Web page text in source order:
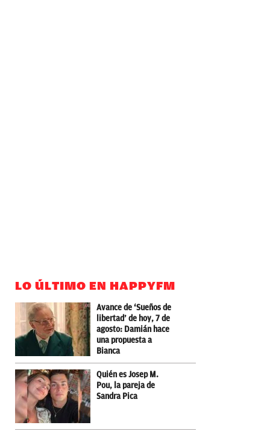
LO ÚLTIMO EN HAPPYFM
Avance de ‘Sueños de
libertad’ de hoy, 7 de
agosto: Damián hace
una propuesta a
Bianca
Quién es Josep M.
Pou, la pareja de
Sandra Pica